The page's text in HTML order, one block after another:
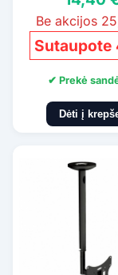
Be akcijos
Sutaupote
✔ Prekė
Dėti į